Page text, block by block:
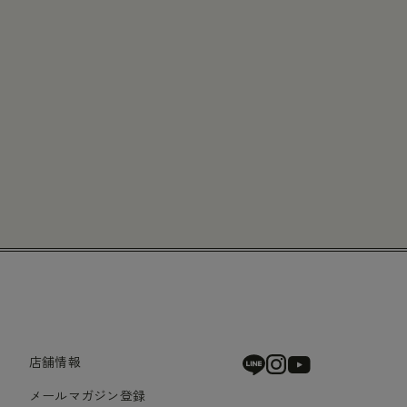
店舗情報
メールマガジン登録